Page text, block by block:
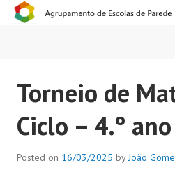
ESCOLAS
Torneio de
Ciclo – 4.º ano
Posted on 16/03/2025 byJoão